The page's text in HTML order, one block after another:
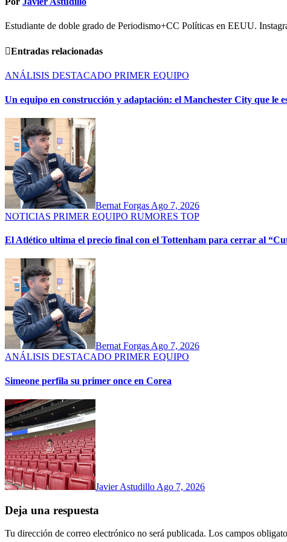
Estudiante de doble grado de Periodismo+CC Políticas en EEUU.
Entradas relacionadas
ANÁLISIS DESTACADO PRIMER EQUIPO
Un equipo en construcción y adaptación: el Manchester City que le
Bernat Forgas Ago 7, 2026
NOTICIAS PRIMER EQUIPO RUMORES TOP
El Atlético ultima el precio final con el Tottenham para cerrar al
Bernat Forgas Ago 7, 2026
ANÁLISIS DESTACADO PRIMER EQUIPO
Simeone perfila su primer once en Corea
Javier Astudillo Ago 7, 2026
Deja una respuesta
Tu dirección de correo electrónico no será publicada. Los campos